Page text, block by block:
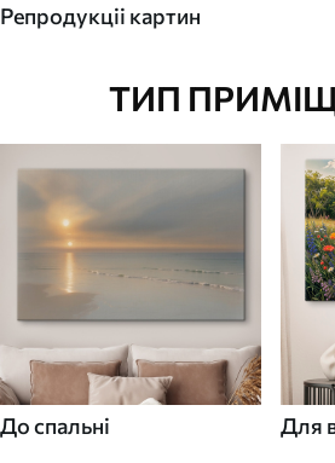
Репродукціі картин
ТИП
До спальні Для